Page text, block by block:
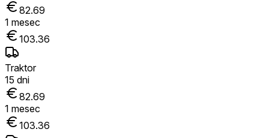
82.69
1 mesec
103.36
Traktor
15 dni
82.69
1 mesec
103.36